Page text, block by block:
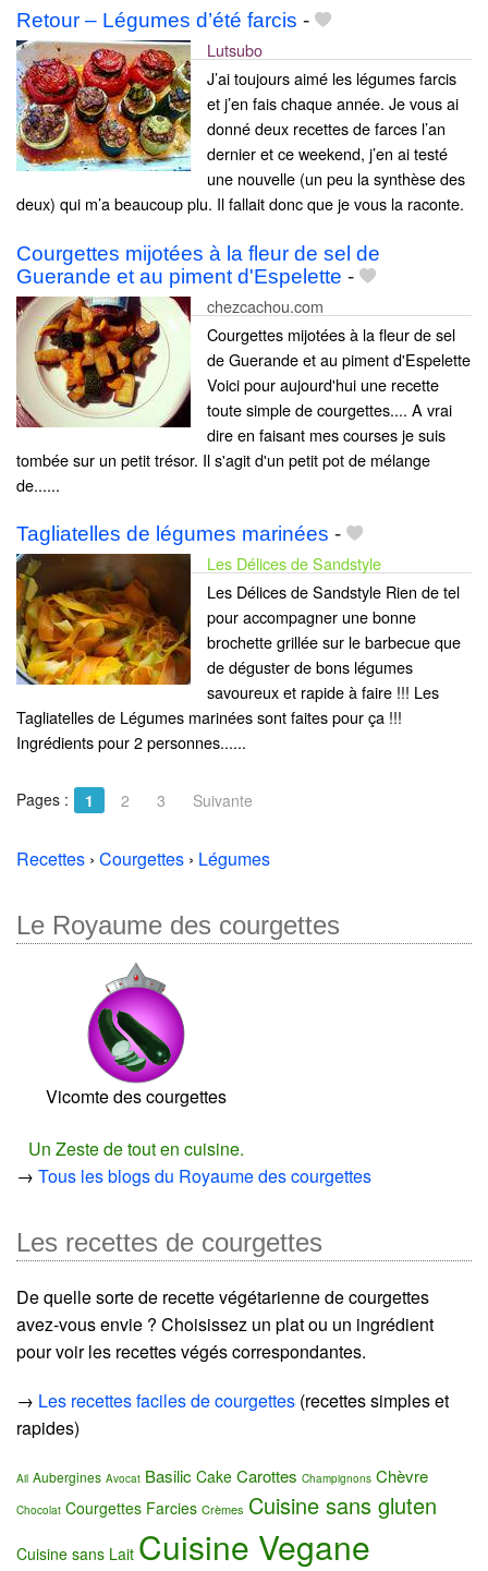
Retour – Légumes d’été farcis -
Lutsubo
J’ai toujours aimé les légumes farcis
et j’en fais chaque année. Je vous ai
donné deux recettes de farces l’an
dernier et ce weekend, j’en ai testé
une nouvelle (un peu la synthèse des
deux) qui m’a beaucoup plu. Il fallait donc que je vous la raconte.
Courgettes mijotées à la fleur de sel de
Guerande et au piment d'Espelette -
chezcachou.com
Courgettes mijotées à la fleur de sel
de Guerande et au piment d'Espelette
Voici pour aujourd'hui une recette
toute simple de courgettes.... A vrai
dire en faisant mes courses je suis
tombée sur un petit trésor. Il s'agit d'un petit pot de mélange
de......
Tagliatelles de légumes marinées -
Les Délices de Sandstyle
Les Délices de Sandstyle Rien de tel
pour accompagner une bonne
brochette grillée sur le barbecue que
de déguster de bons légumes
savoureux et rapide à faire !!! Les
Tagliatelles de Légumes marinées sont faites pour ça !!!
Ingrédients pour 2 personnes......
Pages : 1 2 3 Suivante
Recettes › Courgettes › Légumes
Le Royaume des courgettes
Vicomte des courgettes
Un Zeste de tout en cuisine.
→ Tous les blogs du Royaume des courgettes
Les recettes de courgettes
De quelle sorte de recette végétarienne de courgettes
avez-vous envie ? Choisissez un plat ou un ingrédient
pour voir les recettes végés correspondantes.
→ Les recettes faciles de courgettes (recettes simples et
rapides)
Ail Aubergines Avocat Basilic Cake Carottes Champignons Chèvre
Chocolat Courgettes Farcies Crèmes Cuisine sans gluten
Cuisine sans Lait Cuisine Vegane